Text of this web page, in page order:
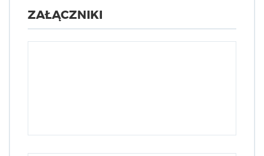
ZAŁĄCZNIKI